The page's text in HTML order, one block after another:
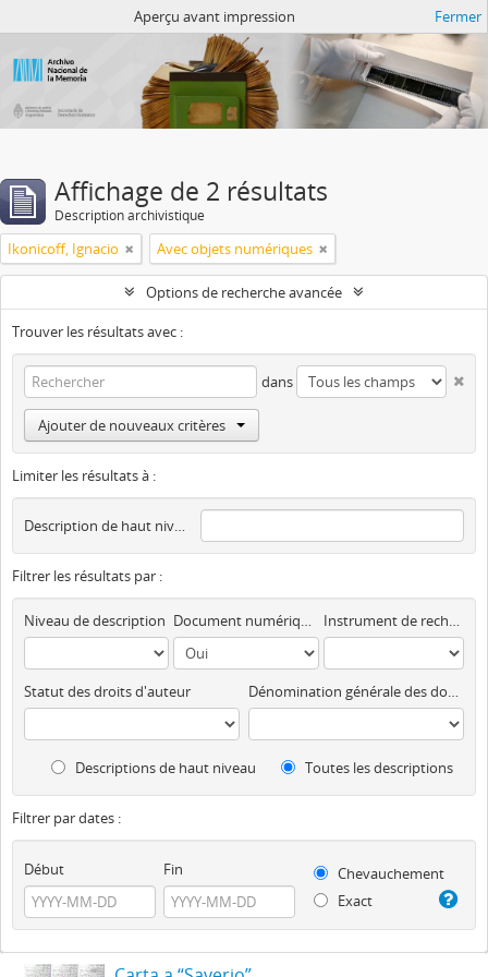
Aperçu avant impression Fermer
Affichage de 2 résultats
Description archivistique
Ikonicoff, Ignacio Avec objets numériques
Options de recherche avancée
Trouver les résultats avec :
dans
Ajouter de nouveaux critères
Limiter les résultats à :
Description de haut niveau
Filtrer les résultats par :
Niveau de description Document numérique disponible Instrument de recherche
Statut des droits d'auteur Dénomination générale des documents
Descriptions de haut niveau Toutes les descriptions
Filtrer par dates :
Début Fin
Chevauchement
Exact